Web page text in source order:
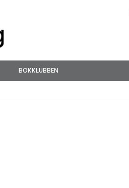
BOKKLUBBEN